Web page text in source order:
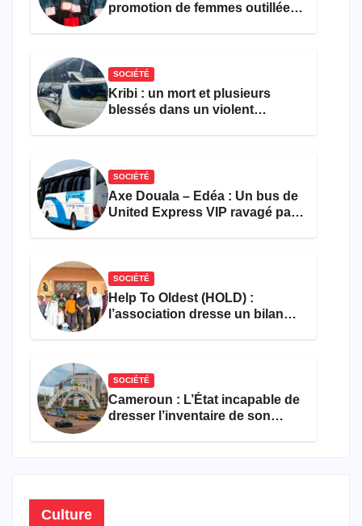
promotion de femmes outillées
SOCIÉTÉ
Kribi : un mort et plusieurs
blessés dans un violent
SOCIÉTÉ
Axe Douala – Edéa : Un bus de
United Express VIP ravagé par
SOCIÉTÉ
Help To Oldest (HOLD) :
l’association dresse un bilan
SOCIÉTÉ
Cameroun : L’État incapable de
dresser l’inventaire de son
Culture